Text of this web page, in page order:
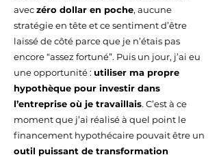
aveczéro dollar en poche, aucune
stratégie en tête et ce sentiment d’être
laissé de côté parce que je n’étais pas
encore “assez fortuné”. Puis un jour, j’ai eu
une opportunité : utiliser ma propre
hypothèque pour investir dans
l’entreprise où je travaillais. C’est à ce
moment que j’ai réalisé à quel point le
financement hypothécaire pouvait être un
outil puissant de transformation